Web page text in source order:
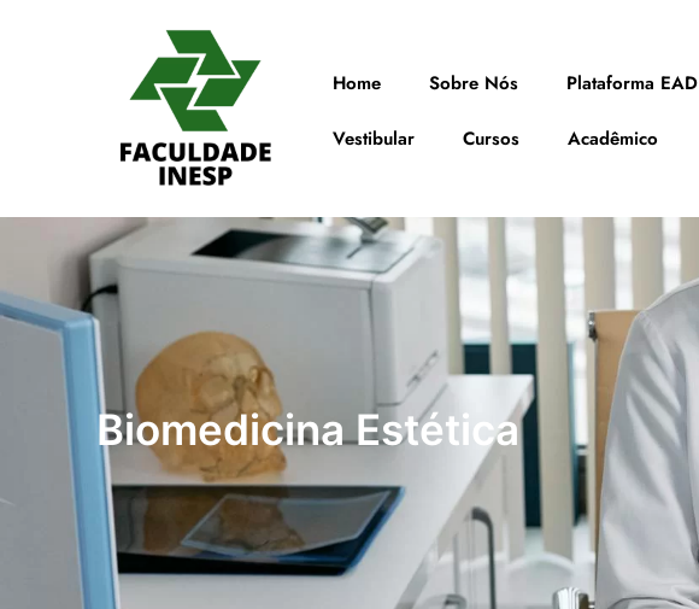
Home Sobre Nós Plataforma EAD
Vestibular Cursos Acadêmico
Biomedicina Estética